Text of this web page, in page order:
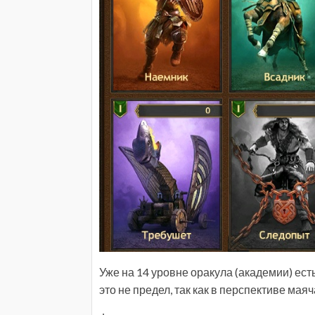
Уже на 14 уровне оракула (академии)
это не предел, так как в перспективе